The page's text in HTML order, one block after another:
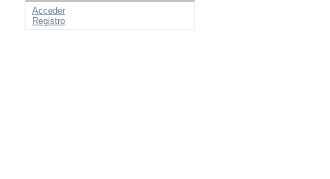
Acceder
Registro